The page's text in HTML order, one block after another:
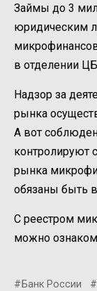
Займы до 3
юридическим
в отделении
Надзор за
рынка
А вот
контролируют
рынка
обязаны быть
С реестром
можно
Банк России